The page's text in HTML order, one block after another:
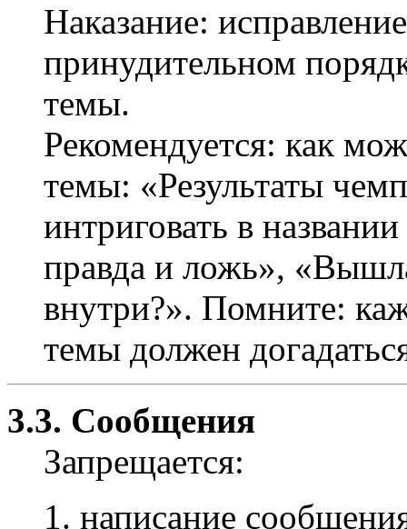
Наказание:
принудительном
темы.
Рекомендуется: как
темы: «Результаты
интриговать в
правда и ложь»,
внутри?». Помните:
темы должен
3.3. Сообщения
Запрещается:
написание